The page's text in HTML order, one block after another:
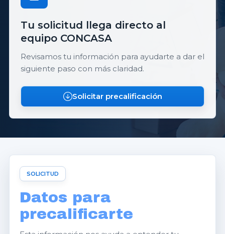
Tu solicitud llega directo al
equipo CONCASA
Revisamos tu información para ayudarte a dar el
siguiente paso con más claridad.
Solicitar precalificación
SOLICITUD
Datos para
precalificarte